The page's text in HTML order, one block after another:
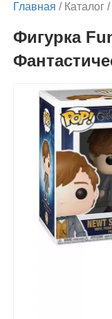
Главная / Каталог /
Фигурка